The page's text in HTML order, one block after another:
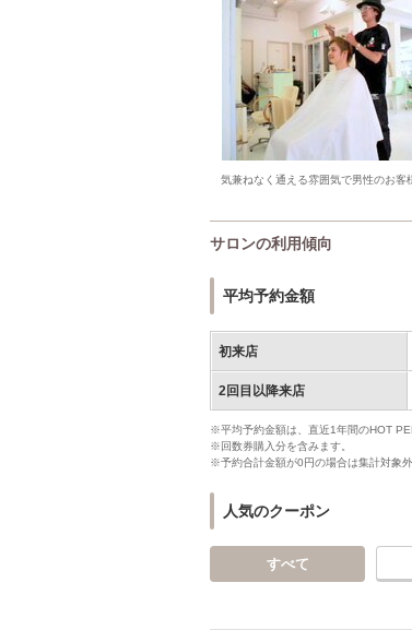
気兼ねなく通える雰囲気で男性のお
サロンの利用傾向
平均予約金額
初来店
2回目以降来店
※平均予約金額は、直近1年間のHOT
※回数券購入分を含みます。
※予約合計金額が0円の場合は集計対象外
人気のクーポン
すべて